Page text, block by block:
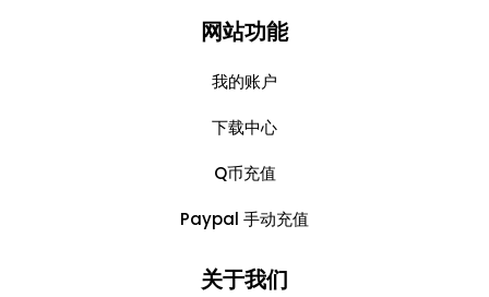
网站功能
我的账户
下载中心
Q币充值
Paypal 手动充值
关于我们